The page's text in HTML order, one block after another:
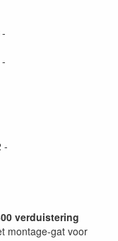
-
verduistering
montage-gat voor